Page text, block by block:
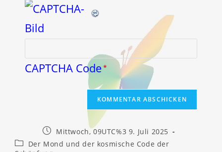
CAPTCHA Code*
Beitrag
veröffentlicht:
Mittwoch, 09UTC%3 9. Juli 2025
Beitrags-
Der Mond und der kosmische Code der